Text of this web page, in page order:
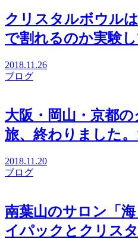
クリスタルボウル
で割れるのか実験
2018.11.26
ブログ
大阪・岡山・京都
旅、終わりました
2018.11.20
ブログ
南葉山のサロン「
イパックとクリス